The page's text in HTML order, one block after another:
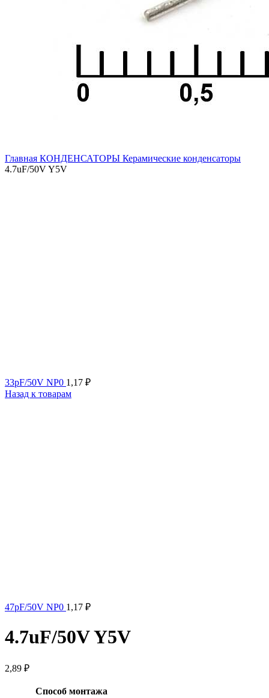
Главная КОНДЕНСАТОРЫ Керамические конденсаторы
4.7uF/50V Y5V
33pF/50V NP0 1,17 ₽
Назад к товарам
47pF/50V NP0 1,17 ₽
4.7uF/50V Y5V
2,89 ₽
Способ монтажа